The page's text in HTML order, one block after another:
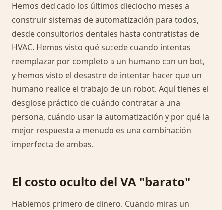
Hemos dedicado los últimos dieciocho meses a
construir sistemas de automatización para todos,
desde consultorios dentales hasta contratistas de
HVAC. Hemos visto qué sucede cuando intentas
reemplazar por completo a un humano con un bot,
y hemos visto el desastre de intentar hacer que un
humano realice el trabajo de un robot. Aquí tienes el
desglose práctico de cuándo contratar a una
persona, cuándo usar la automatización y por qué la
mejor respuesta a menudo es una combinación
imperfecta de ambas.
El costo oculto del VA "barato"
Hablemos primero de dinero. Cuando miras un